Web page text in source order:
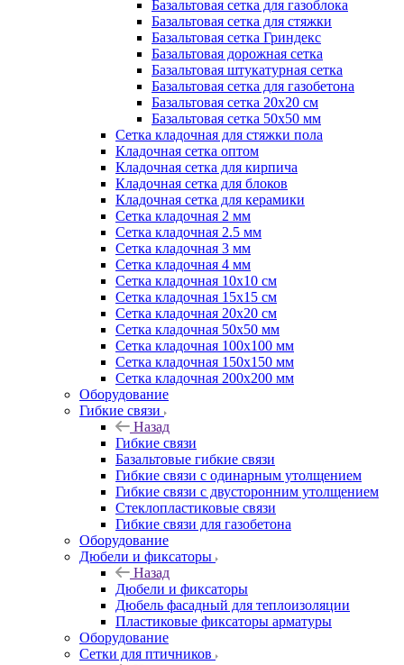
Базальтовая сетка для газоблока
Базальтовая сетка для стяжки
Базальтовая сетка Гриндекс
Базальтовая дорожная сетка
Базальтовая штукатурная сетка
Базальтовая сетка для газобетона
Базальтовая сетка 20x20 см
Базальтовая сетка 50x50 мм
Сетка кладочная для стяжки пола
Кладочная сетка оптом
Кладочная сетка для кирпича
Кладочная сетка для блоков
Кладочная сетка для керамики
Сетка кладочная 2 мм
Сетка кладочная 2.5 мм
Сетка кладочная 3 мм
Сетка кладочная 4 мм
Сетка кладочная 10x10 см
Сетка кладочная 15x15 см
Сетка кладочная 20x20 см
Сетка кладочная 50x50 мм
Сетка кладочная 100x100 мм
Сетка кладочная 150x150 мм
Сетка кладочная 200x200 мм
Оборудование
Гибкие связи
Назад
Гибкие связи
Базальтовые гибкие связи
Гибкие связи с одинарным утолщением
Гибкие связи с двусторонним утолщением
Стеклопластиковые связи
Гибкие связи для газобетона
Оборудование
Дюбели и фиксаторы
Назад
Дюбели и фиксаторы
Дюбель фасадный для теплоизоляции
Пластиковые фиксаторы арматуры
Оборудование
Сетки для птичников